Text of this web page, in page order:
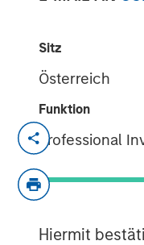
Sitz
Österreich
Funktion
Professional
Hiermit
NEW